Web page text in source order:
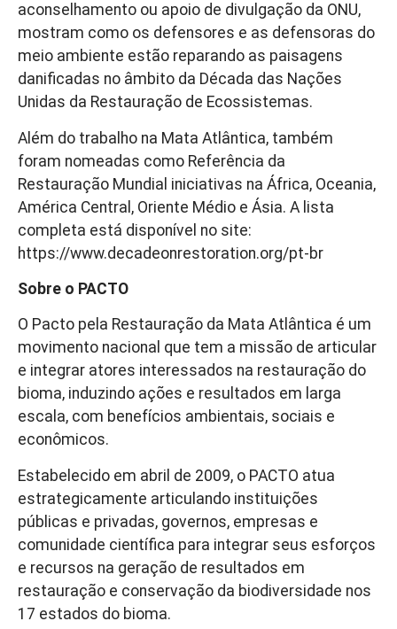
aconselhamento ou apoio de divulgação da ONU,
mostram como os defensores e as defensoras do
meio ambiente estão reparando as paisagens
danificadas no âmbito da Década das Nações
Unidas da Restauração de Ecossistemas.
Além do trabalho na Mata Atlântica, também
foram nomeadas como Referência da
Restauração Mundial iniciativas na África, Oceania,
América Central, Oriente Médio e Ásia. A lista
completa está disponível no site:
https://www.decadeonrestoration.org/pt-br
Sobre o PACTO
O Pacto pela Restauração da Mata Atlântica é um
movimento nacional que tem a missão de articular
e integrar atores interessados na restauração do
bioma, induzindo ações e resultados em larga
escala, com benefícios ambientais, sociais e
econômicos.
Estabelecido em abril de 2009, o PACTO atua
estrategicamente articulando instituições
públicas e privadas, governos, empresas e
comunidade científica para integrar seus esforços
e recursos na geração de resultados em
restauração e conservação da biodiversidade nos
17 estados do bioma.